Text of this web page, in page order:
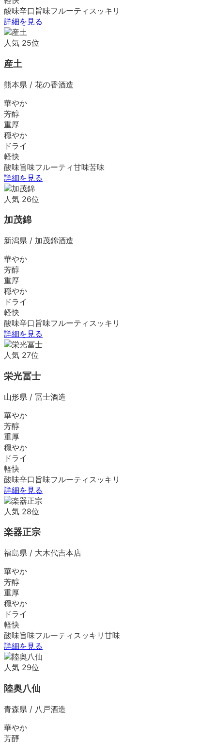
酸味辛口 旨味フルーティ スッキリ
詳細を見る
人気 25位
産土
熊本県 / 花の香酒造
華やか
芳醇
重厚
穏やか
ドライ
軽快
酸味旨味フルーティ甘味苦味
詳細を見る
人気 26位
加茂錦
新潟県 / 加茂錦酒造
華やか
芳醇
重厚
穏やか
ドライ
軽快
酸味辛口 旨味フルーティ スッキリ
詳細を見る
人気 27位
栄光冨士
山形県 / 冨士酒造
華やか
芳醇
重厚
穏やか
ドライ
軽快
酸味辛口 旨味フルーティ スッキリ
詳細を見る
人気 28位
楽器正宗
福島県 / 大木代吉本店
華やか
芳醇
重厚
穏やか
ドライ
軽快
酸味旨味フルーティ スッキリ 甘味
詳細を見る
人気 29位
陸奥八仙
青森県 / 八戸酒造
華やか
芳醇